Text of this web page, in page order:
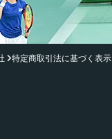
特定商取引法に基づく表示